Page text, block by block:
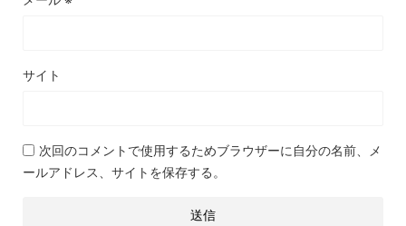
サイト
次回のコメントで使用するためブラウザーに自分の名前、メ
ールアドレス、サイトを保存する。